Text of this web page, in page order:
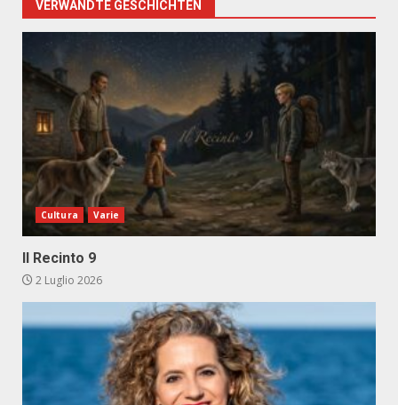
VERWANDTE GESCHICHTEN
Cultura Varie
Il Recinto 9
2 Luglio 2026